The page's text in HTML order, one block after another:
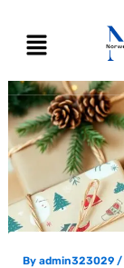
content
Menu
By admin323029 /